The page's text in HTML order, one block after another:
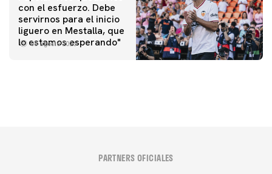
con el esfuerzo. Debe
servirnos para el inicio
liguero en Mestalla, que
lo estamos esperando"
08 agosto 2026
PRIMER EQUIPO
Las fotos del Valencia CF-Newcastle United FC
PARTNERS OFICIALES